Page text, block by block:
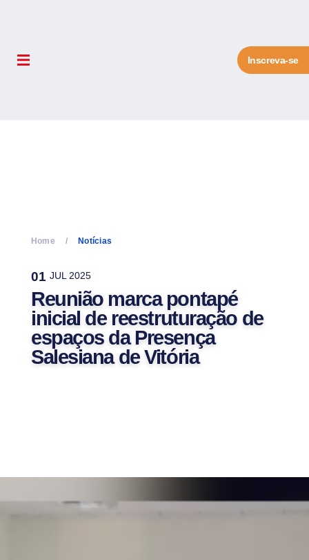
Inscreva-se
Home Notícias
01 JUL 2025
Reunião marca pontapé
inicial de reestruturação de
espaços da Presença
Salesiana de Vitória